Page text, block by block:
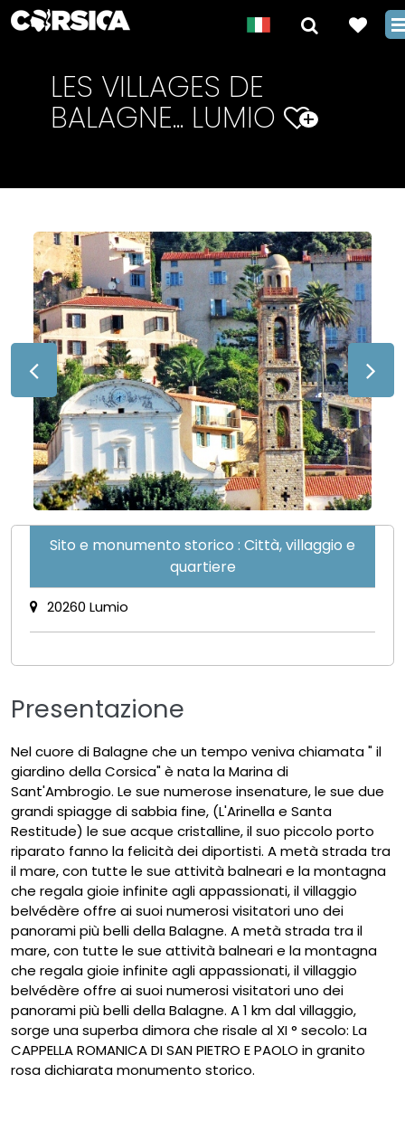
LES VILLAGES DE
BALAGNE... LUMIO +
Sito e monumento storico : Città, villaggio e
quartiere
20260 Lumio
Presentazione
Nel cuore di Balagne che un tempo veniva chiamata " il
giardino della Corsica" è nata la Marina di
Sant'Ambrogio. Le sue numerose insenature, le sue due
grandi spiagge di sabbia fine, (L'Arinella e Santa
Restitude) le sue acque cristalline, il suo piccolo porto
riparato fanno la felicità dei diportisti. A metà strada tra
il mare, con tutte le sue attività balneari e la montagna
che regala gioie infinite agli appassionati, il villaggio
belvédère offre ai suoi numerosi visitatori uno dei
panorami più belli della Balagne. A metà strada tra il
mare, con tutte le sue attività balneari e la montagna
che regala gioie infinite agli appassionati, il villaggio
belvédère offre ai suoi numerosi visitatori uno dei
panorami più belli della Balagne. A 1 km dal villaggio,
sorge una superba dimora che risale al XI ° secolo: La
CAPPELLA ROMANICA DI SAN PIETRO E PAOLO in granito
rosa dichiarata monumento storico.